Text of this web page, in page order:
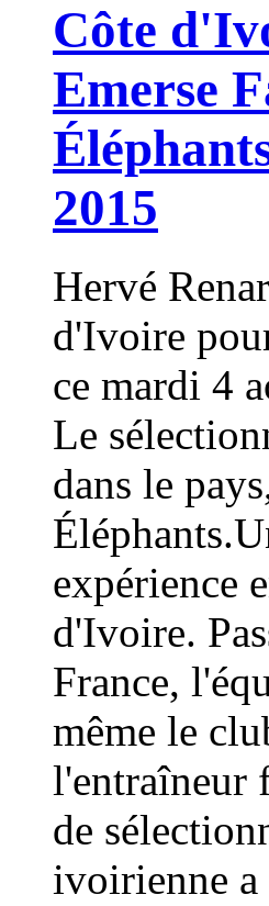
Côte
Emerse
2015
Hervé
d'Ivoire
ce mardi 4
Le
dans le
expérience
d'Ivoire.
France,
même le
l'entraîneur
de
ivoirienne a